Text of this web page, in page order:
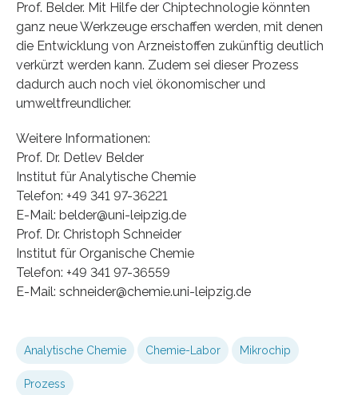
Prof. Belder. Mit Hilfe der Chiptechnologie könnten
ganz neue Werkzeuge erschaffen werden, mit denen
die Entwicklung von Arzneistoffen zukünftig deutlich
verkürzt werden kann. Zudem sei dieser Prozess
dadurch auch noch viel ökonomischer und
umweltfreundlicher.
Weitere Informationen:
Prof. Dr. Detlev Belder
Institut für Analytische Chemie
Telefon: +49 341 97-36221
E-Mail: belder@uni-leipzig.de
Prof. Dr. Christoph Schneider
Institut für Organische Chemie
Telefon: +49 341 97-36559
E-Mail: schneider@chemie.uni-leipzig.de
Analytische Chemie Chemie-Labor Mikrochip
Prozess